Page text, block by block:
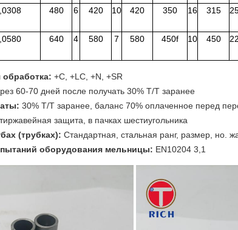
480 6 420 10 420 350 16 315
640 4 580 7 580 450f 10 450 22
обработка: +C, +LC, +N, +SR
60-70 дней после получать 30% T/T заранее
30% T/T заранее, баланс 70% оплаченное перед
защита, в пачках шестиугольника
(трубках): Стандартная, стальная ранг, размер, но.
оборудования мельницы: EN10204 3,1